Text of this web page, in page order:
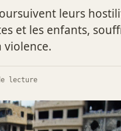
leurs
et les enfants,
violence.
lecture